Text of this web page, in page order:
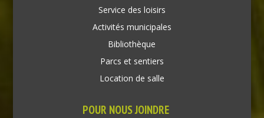
Service des loisirs
Activités municipales
Bibliothèque
Parcs et sentiers
Location de salle
POUR NOUS JOINDRE